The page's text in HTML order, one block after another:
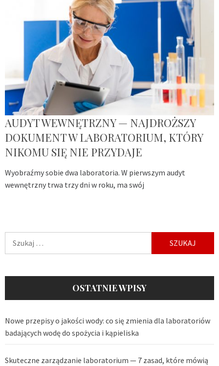
AUDYT WEWNĘTRZNY — NAJDROŻSZY
DOKUMENT W LABORATORIUM, KTÓRY
NIKOMU SIĘ NIE PRZYDAJE
Wyobraźmy sobie dwa laboratoria. W pierwszym audyt
wewnętrzny trwa trzy dni w roku, ma swój
OSTATNIE WPISY
Nowe przepisy o jakości wody: co się zmienia dla laboratoriów
badających wodę do spożycia i kąpieliska
Skuteczne zarządzanie laboratorium — 7 zasad, które mówią